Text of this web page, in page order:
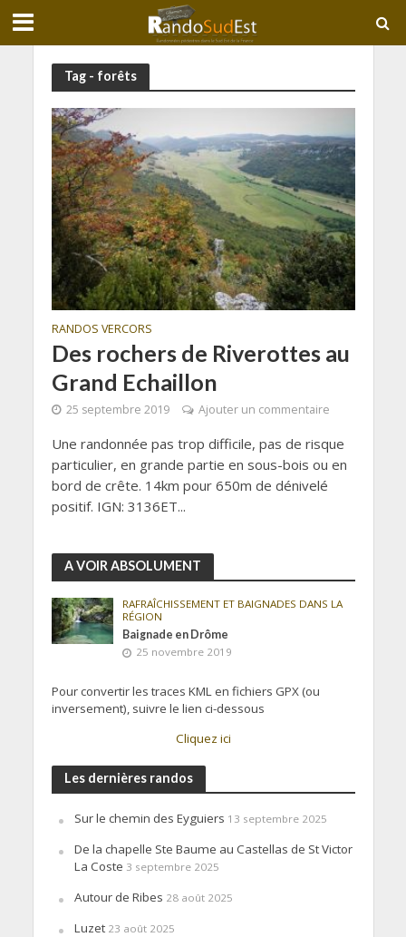
Tag - forêts
RANDOS VERCORS
Des rochers de Riverottes au
Grand Echaillon
25 septembre 2019 Ajouter un commentaire
Une randonnée pas trop difficile, pas de risque
particulier, en grande partie en sous-bois ou en
bord de crête. 14km pour 650m de dénivelé
positif. IGN: 3136ET...
A VOIR ABSOLUMENT
RAFRAÎCHISSEMENT ET BAIGNADES DANS LA
RÉGION
Baignade en Drôme
25 novembre 2019
Pour convertir les traces KML en fichiers GPX (ou
inversement), suivre le lien ci-dessous
Cliquez ici
Les dernières randos
Sur le chemin des Eyguiers 13 septembre 2025
De la chapelle Ste Baume au Castellas de St Victor
La Coste 3 septembre 2025
Autour de Ribes 28 août 2025
Luzet 23 août 2025